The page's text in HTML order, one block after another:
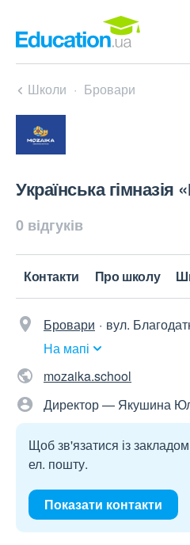
Школи Бровари
Українська гімназія
0 відгуків
Контакти Про школу
Бровари
вул.
На мапі
mozaika.school
Директор — Якушина
Щоб зв'язатися із
ел. пошту.
Показати контакти